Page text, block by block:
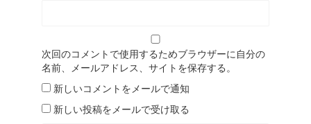
次回のコメントで使用するためブラウザーに自分の
名前、メールアドレス、サイトを保存する。
新しいコメントをメールで通知
新しい投稿をメールで受け取る